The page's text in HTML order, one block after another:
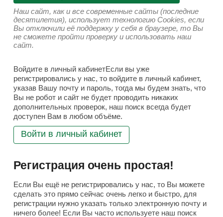
Наш сайт, как и все современные сайты (последние
десятилетия), использует технологию Cookies, если
Вы отключили её поддержку у себя в браузере, то Вы
не сможете пройти проверку и использовать наш
сайт.
Войдите в личный кабинетЕсли вы уже
регистрировались у нас, то войдите в личный кабинет,
указав Вашу почту и пароль, тогда мы будем знать, что
Вы не робот и сайт не будет проводить никаких
дополнительных проверок, наш поиск всегда будет
доступен Вам в любом объёме.
Войти в личный кабинет
Регистрация очень простая!
Если Вы ещё не регистрировались у нас, то Вы можете
сделать это прямо сейчас очень легко и быстро, для
регистрации нужно указать только электронную почту и
ничего более! Если Вы часто используете наш поиск